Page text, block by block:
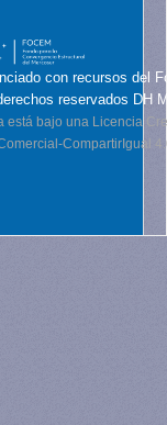
con recursos del
reservados DH
está bajo una Licencia
CompartirIgual